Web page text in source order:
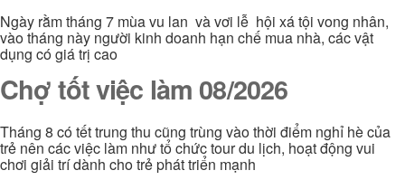
Ngày rằm tháng 7 mùa vu lan và vơi lễ hội xá tội vong nhân,
vào tháng này người kinh doanh hạn chế mua nhà, các vật
dụng có giá trị cao
Chợ tốt việc làm 08/2026
Tháng 8 có tết trung thu cũng trùng vào thời điểm nghỉ hè của
trẻ nên các việc làm như tổ chức tour du lịch, hoạt động vui
chơi giải trí dành cho trẻ phát triển mạnh